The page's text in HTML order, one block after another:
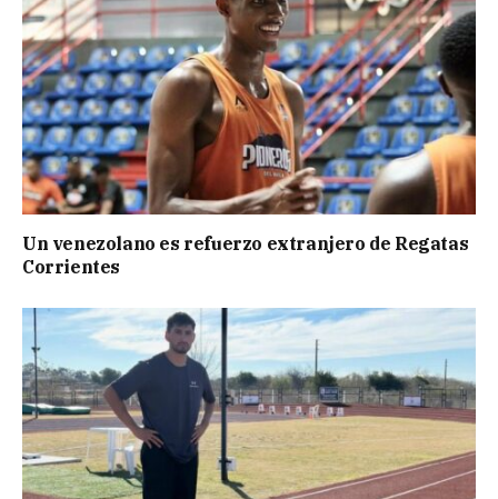
Un venezolano es refuerzo extranjero de Regatas
Corrientes